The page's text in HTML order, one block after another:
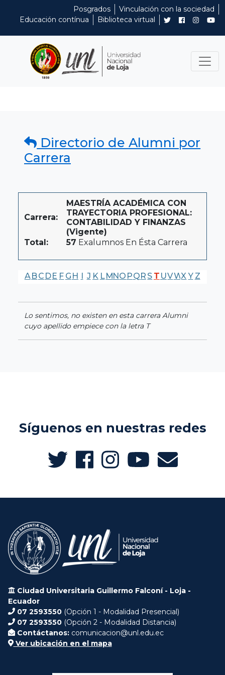
Posgrados
Vinculación con la sociedad
Educación contínua
Biblioteca virtual
Directorio de Alumni por
Carrera
Carrera:
MAESTRÍA ACADÉMICA CON
TRAYECTORIA PROFESIONAL:
CONTABILIDAD Y FINANZAS
(Vigente)
Total:
57 Exalumnos En Ésta Carrera
A BC DE F G H I J K LMNO PQR S T UVWX Y Z
Lo sentimos, no existen en esta carrera Alumni
cuyo apellido empiece con la letra T
Síguenos en nuestras redes
Ciudad Universitaria Guillermo Falconí - Loja -
Ecuador
07 2593550 (Opción 1 - Modalidad Presencial)
07 2593550 (Opción 2 - Modalidad Distancia)
Contáctanos: comunicacion@unl.edu.ec
Ver ubicación en el mapa